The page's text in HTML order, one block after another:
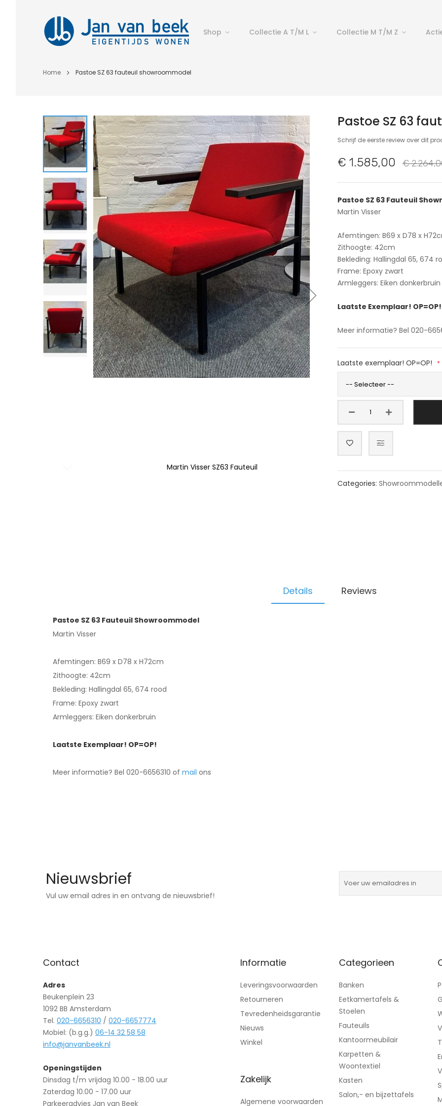
Shop Collectie A T/m L Collectie M T/m Z
Home Pastoe SZ 63 fauteuil showroommodel
Ga
naar
het
einde
van
de
afbeeldingen-
gallerij
Martin Visser SZ63 Fauteuil
Pastoe SZ 63
Schrijf de eerste review over dit
€ 1.585,00 €
Pastoe SZ 63 Fauteuil
Martin Visser
Afemtingen: B69 x D78 x
Zithoogte: 42cm
Bekleding: Hallingdal 65, 674
Frame: Epoxy zwart
Armleggers: Eiken donkerbruin
Laatste Exemplaar! OP=OP!
Meer informatie? Bel 020-
Laatste exemplaar! OP=OP!
Categories:
Details
Pastoe SZ 63 Fauteuil Showroommodel
Martin Visser
Afemtingen: B69 x D78 x H72cm
Zithoogte: 42cm
Bekleding: Hallingdal 65, 674 rood
Frame: Epoxy zwart
Armleggers: Eiken donkerbruin
Laatste Exemplaar! OP=OP!
Meer informatie? Bel 020-6656310 of mail ons
Reviews
Nieuwsbrief
Vul uw email adres in en ontvang de nieuwsbrief!
Contact
Adres
Beukenplein 23
1092 BB Amsterdam
Tel. 020-6656310 / 020-6657774
Mobiel: (b.g.g.) 06-14 32 58 58
info@janvanbeek.nl
Openingstijden
Dinsdag t/m vrijdag 10.00 - 18.00 uur
Zaterdag 10.00 - 17.00 uur
Parkeeradvies Jan van Beek
Informatie
Leveringsvoorwaarden
Retourneren
Tevredenheidsgarantie
Nieuws
Winkel
Zakelijk
Algemene voorwaarden
Categorieen
Banken
Eetkamertafels &
Stoelen
Fauteuils
Kantoormeubilair
Karpetten &
Woontextiel
Kasten
Salon,- en bijzettafels